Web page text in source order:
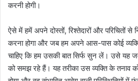
करनी होगी।
ऐसे में हमें अपने दोस्तों, रिश्तेदारों और परिचितों से
करना होगा और जब हम अपने आस-पास कोई
चाहिए कि हम उसकी बात सिर्फ सुन लें। उसे यह
को समझ रहे हैं। यह तरीका उस व्यक्ति के तनाव